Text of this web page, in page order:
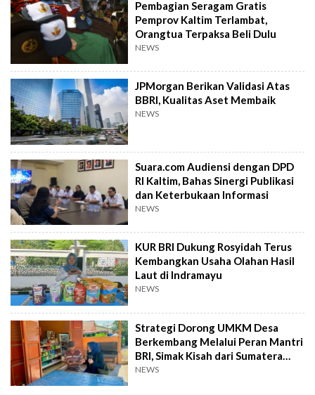
Pembagian Seragam Gratis
Pemprov Kaltim Terlambat,
Orangtua Terpaksa Beli Dulu
NEWS
JPMorgan Berikan Validasi Atas
BBRI, Kualitas Aset Membaik
NEWS
Suara.com Audiensi dengan DPD
RI Kaltim, Bahas Sinergi Publikasi
dan Keterbukaan Informasi
NEWS
KUR BRI Dukung Rosyidah Terus
Kembangkan Usaha Olahan Hasil
Laut di Indramayu
NEWS
Strategi Dorong UMKM Desa
Berkembang Melalui Peran Mantri
BRI, Simak Kisah dari Sumatera
Utara Ini
NEWS